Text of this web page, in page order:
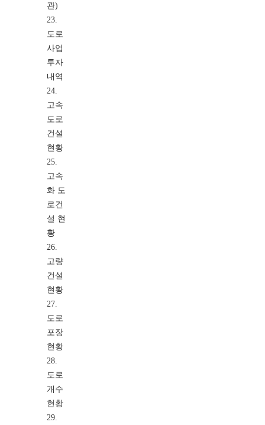
관)
23.
도로
사업
투자
내역
24.
고속
도로
건설
현황
25.
고속
화 도
로건
설 현
황
26.
고량
건설
현황
27.
도로
포장
현황
28.
도로
개수
현황
29.